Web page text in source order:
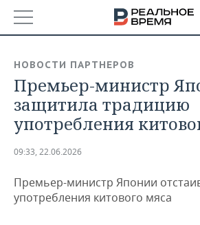
БАШКОРТОСТАН
ТАТАРСТАН
НОВОСТИ
АНАЛИТИКА
ДЕКЛАРАЦИИ О ДОХОДАХ
КОРОЛИ ГОСЗАКАЗА ПФО
НОВОСТИ ЭКОНОМИКИ
ФИНАНСЫ
ПРОМЫШЛЕННОСТЬ
НОВОСТИ
НЕДВИЖИМОСТЬ
НОВОСТИ ПАРТНЕРОВ
Премьер-министр
защитила традицию
употребления
09:33, 22.06.2026
Премьер-министр Японии
употребления китового мяса